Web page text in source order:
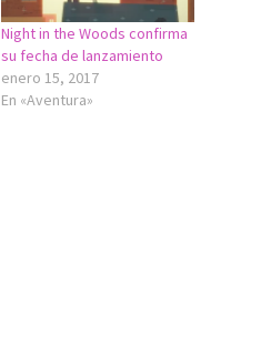
Night in the Woods confirma
su fecha de lanzamiento
enero 15, 2017
En «Aventura»